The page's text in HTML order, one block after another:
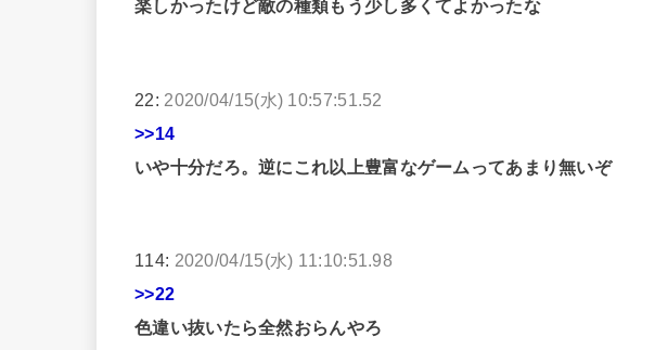
楽しかったけど敵の種類もう少し多くてよかったな
22: 2020/04/15(水) 10:57:51.52
>>14
いや十分だろ。逆にこれ以上豊富なゲームってあまり無いぞ
114: 2020/04/15(水) 11:10:51.98
>>22
色違い抜いたら全然おらんやろ